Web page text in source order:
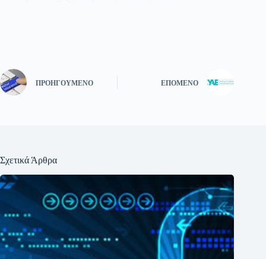
ΠΡΟΗΓΟΎΜΕΝΟ ΕΠΌΜΕΝΟ
Σχετικά Άρθρα